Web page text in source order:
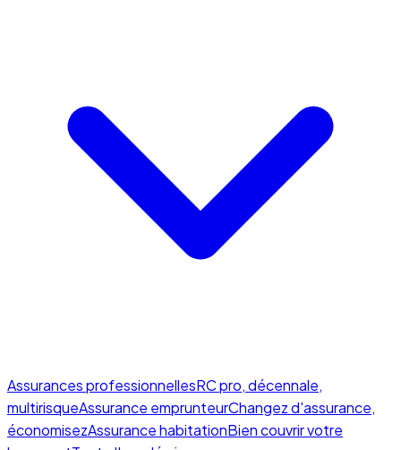
Assurances professionnellesRC pro, décennale,
multirisqueAssurance emprunteurChangez d'assurance,
économisezAssurance habitationBien couvrir votre